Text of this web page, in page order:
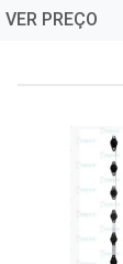
VER PREÇO